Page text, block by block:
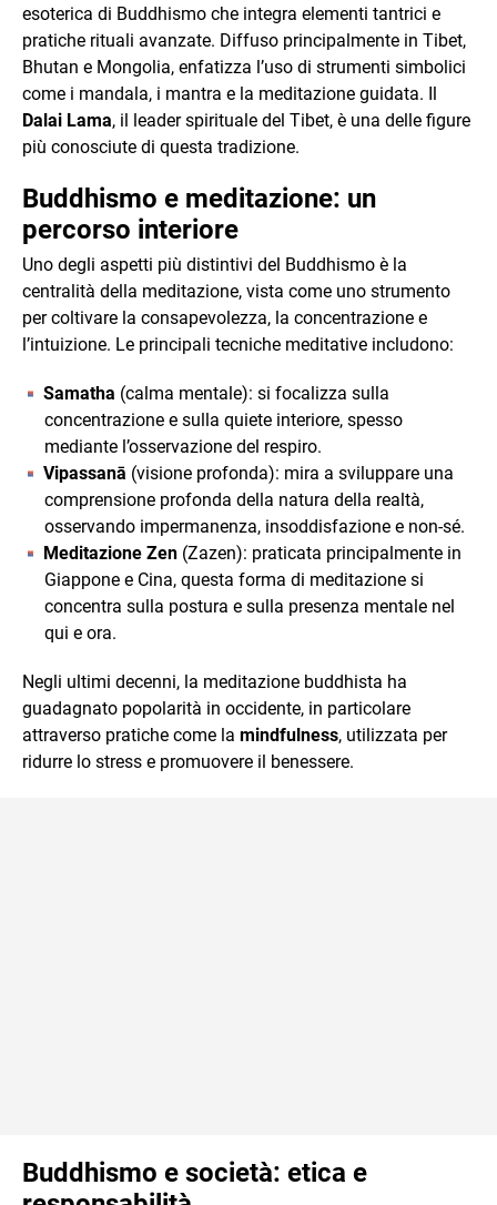
esoterica di Buddhismo che integra elementi tantrici e
pratiche rituali avanzate. Diffuso principalmente in Tibet,
Bhutan e Mongolia, enfatizza l’uso di strumenti simbolici
come i mandala, i mantra e la meditazione guidata. Il
Dalai Lama, il leader spirituale del Tibet, è una delle figure
più conosciute di questa tradizione.
Buddhismo e meditazione: un
percorso interiore
Uno degli aspetti più distintivi del Buddhismo è la
centralità della meditazione, vista come uno strumento
per coltivare la consapevolezza, la concentrazione e
l’intuizione. Le principali tecniche meditative includono:
Samatha (calma mentale): si focalizza sulla
concentrazione e sulla quiete interiore, spesso
mediante l’osservazione del respiro.
Vipassanā (visione profonda): mira a sviluppare una
comprensione profonda della natura della realtà,
osservando impermanenza, insoddisfazione e non-sé.
Meditazione Zen (Zazen): praticata principalmente in
Giappone e Cina, questa forma di meditazione si
concentra sulla postura e sulla presenza mentale nel
qui e ora.
Negli ultimi decenni, la meditazione buddhista ha
guadagnato popolarità in occidente, in particolare
attraverso pratiche come la mindfulness, utilizzata per
ridurre lo stress e promuovere il benessere.
Buddhismo e società: etica e